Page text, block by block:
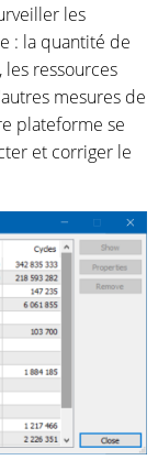
les
: la quantité de
ressources
mesures de
plateforme se
et corriger le